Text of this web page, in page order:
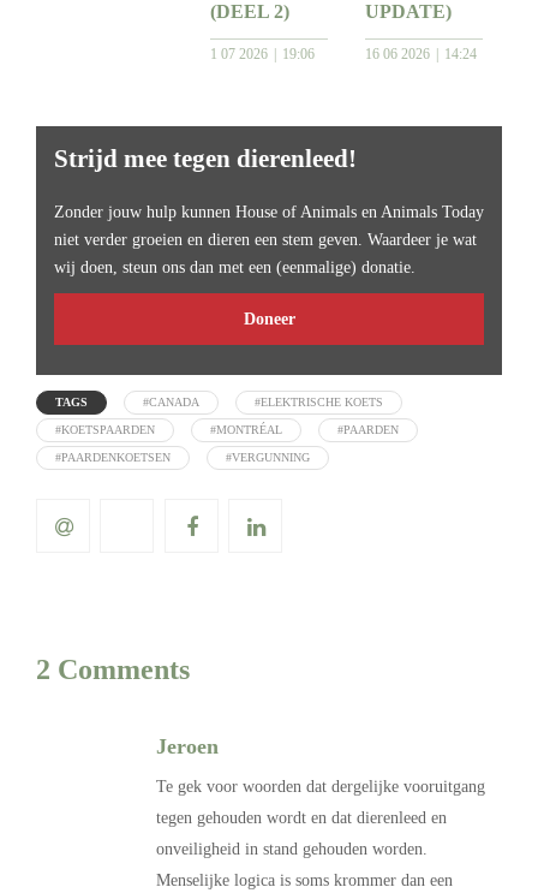
(DEEL 2)
1 07 2026 19:06
UPDATE)
16 06 2026 14:24
Strijd mee tegen dierenleed!
Zonder jouw hulp kunnen House of Animals en Animals Today
niet verder groeien en dieren een stem geven. Waardeer je wat
wij doen, steun ons dan met een (eenmalige) donatie.
Doneer
TAGS #CANADA #ELEKTRISCHE KOETS
#KOETSPAARDEN #MONTRÉAL #PAARDEN
#PAARDENKOETSEN #VERGUNNING
2 Comments
Jeroen
Te gek voor woorden dat dergelijke vooruitgang
tegen gehouden wordt en dat dierenleed en
onveiligheid in stand gehouden worden.
Menselijke logica is soms krommer dan een